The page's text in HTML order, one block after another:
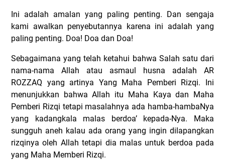
Ini adalah amalan yang paling penting. Dan sengaja
kami awalkan penyebutannya karena ini adalah yang
paling penting. Doa! Doa dan Doa!
Sebagaimana yang telah ketahui bahwa Salah satu dari
nama-nama Allah atau asmaul husna adalah AR
ROZZAQ yang artinya Yang Maha Pemberi Rizqi. Ini
menunjukkan bahwa Allah itu Maha Kaya dan Maha
Pemberi Rizqi tetapi masalahnya ada hamba-hambaNya
yang kadangkala malas berdoa’ kepada-Nya. Maka
sungguh aneh kalau ada orang yang ingin dilapangkan
rizqinya oleh Allah tetapi dia malas untuk berdoa pada
yang Maha Memberi Rizqi.